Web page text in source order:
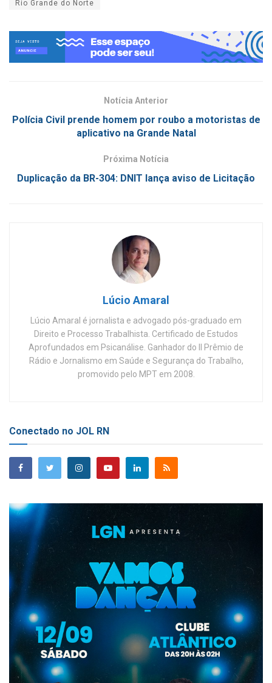
Rio Grande do Norte
Notícia Anterior
Polícia Civil prende homem por roubo a motoristas de
aplicativo na Grande Natal
Próxima Notícia
Duplicação da BR-304: DNIT lança aviso de Licitação
Lúcio Amaral
Lúcio Amaral é jornalista e advogado pós-graduado em
Direito e Processo Trabalhista. Certificado de Estudos
Aprofundados em Psicanálise. Ganhador do II Prêmio de
Rádio e Jornalismo em Saúde e Segurança do Trabalho,
promovido pelo MPT em 2008.
Conectado no JOL RN